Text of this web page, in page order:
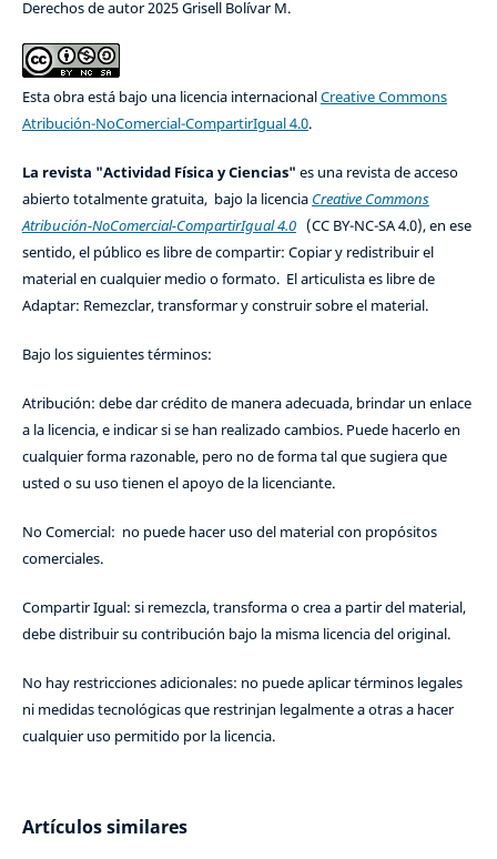
Derechos de autor 2025 Grisell Bolívar M.
Esta obra está bajo una licencia internacionalCreative Commons
Atribución-NoComercial-CompartirIgual 4.0.
La revista "Actividad Física y Ciencias" es una revista de acceso
abierto totalmente gratuita, bajo la licencia Creative Commons
Atribución-NoComercial-CompartirIgual 4.0(CC BY-NC-SA 4.0), en ese
sentido, el público es libre de compartir: Copiar y redistribuir el
material en cualquier medio o formato. El articulista es libre de
Adaptar: Remezclar, transformar y construir sobre el material.
Bajo los siguientes términos:
Atribución: debe dar crédito de manera adecuada, brindar un enlace
a la licencia, e indicar si se han realizado cambios. Puede hacerlo en
cualquier forma razonable, pero no de forma tal que sugiera que
usted o su uso tienen el apoyo de la licenciante.
No Comercial: no puede hacer uso del material con propósitos
comerciales.
Compartir Igual: si remezcla, transforma o crea a partir del material,
debe distribuir su contribución bajo la misma licencia del original.
No hay restricciones adicionales: no puede aplicar términos legales
ni medidas tecnológicas que restrinjan legalmente a otras a hacer
cualquier uso permitido por la licencia.
Artículos similares